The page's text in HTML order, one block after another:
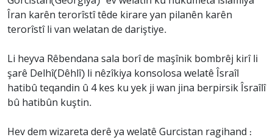
Îran karên terorîstî têde kirare yan pilanên karên
terorîstî li van welatan de dariştiye.
Li heyva Rêbendana sala borî de maşînik bombrêj kirî li
şarê Delhî(Dêhlî) li nêzîkiya konsolosa welatê Îsraîl
hatibû teqandin û 4 kes ku yek ji wan jina berpirsik Îsraîlî
bû hatibûn kuştin.
Hev dem wizareta derê ya welatê Gurcistan ragihand :